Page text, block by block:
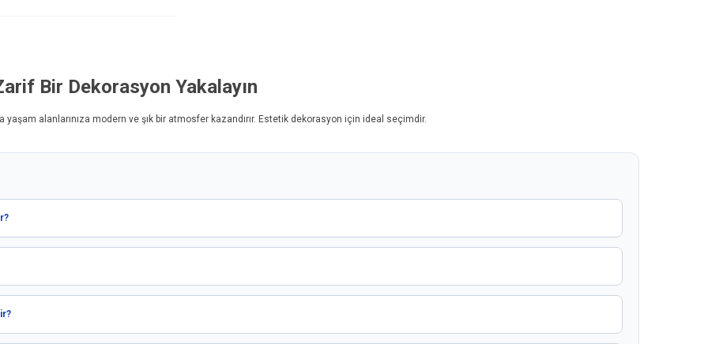
Bir Dekorasyon Yakalayın
yaşam alanlarınıza modern ve şık bir atmosfer kazandırır. Estetik dekorasyon için ideal seçimdir.